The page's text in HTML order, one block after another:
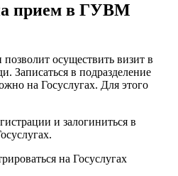
прием в ГУВМ
осуществить визит в
Записаться в подразделение
на Госуслугах. Для этого
и залогиниться в